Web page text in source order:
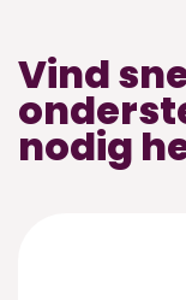
Vind
nodig